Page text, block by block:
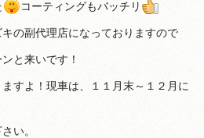
コーティングもバッチリ
の副代理店になっておりますので
と来いです！
すよ！現車は、１１月末～１２月に
い。